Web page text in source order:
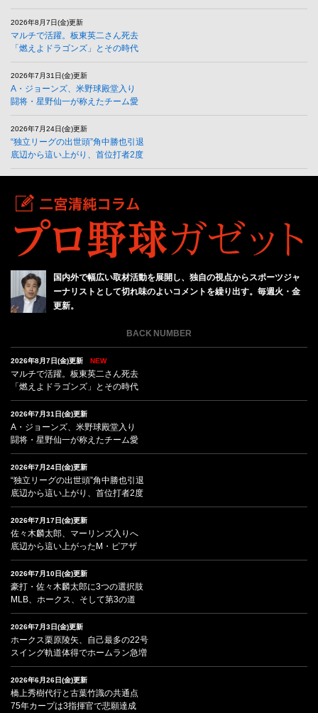
2026年8月7日(金)更新
マルチで活躍。板東英二さん死去
「燃えよドラゴンズ」とその時代
2026年7月31日(金)更新
A・ジョーンズ、米野球殿堂入り
闘将・星野仙一が称えたチーム愛
2026年7月24日(金)更新
“独立リーグの出世頭”角中勝也引退
底辺から這い上がり、首位打者2度
国内外で幅広い取材活動を展開し、独自の視点からスポーツジャ
ーナリストとして切れ味のよいコメントを繰り出す。毎週火・金
更新。
BACK NUMBER
2026年8月7日(金)更新 NEW
マルチで活躍。板東英二さん死去
「燃えよドラゴンズ」とその時代
2026年7月31日(金)更新
A・ジョーンズ、米野球殿堂入り
闘将・星野仙一が称えたチーム愛
2026年7月24日(金)更新
“独立リーグの出世頭”角中勝也引退
底辺から這い上がり、首位打者2度
2026年7月17日(金)更新
佐々木麟太郎、マーリンズ入りへ
底辺から這い上がったM・ピアザ
2026年7月10日(金)更新
豪打・佐々木麟太郎に3つの選択肢
MLB、ホークス、そして第3の道
2026年7月3日(金)更新
ホークス栗原陵矢、自己最多の22号
スイング軌道体得でホームラン急増
2026年6月26日(金)更新
橋上秀樹代行と古葉竹識の共通点
75年カープは3指揮官で悲願達成